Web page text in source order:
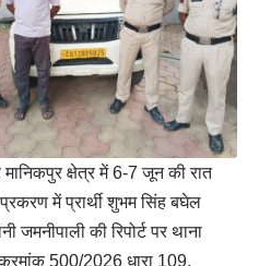
क्षेत्र में 6-7 जून की रात
में प्रार्थी शुभम सिंह बघेल
जमनीपाली की रिपोर्ट पर थाना
500/2026 धारा 109,